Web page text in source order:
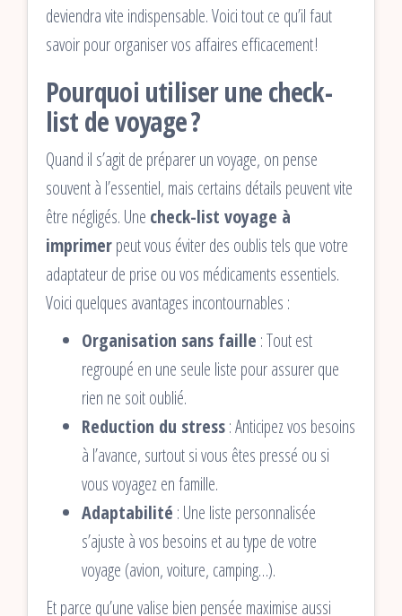
deviendra vite indispensable. Voici tout ce qu’il faut
savoir pour organiser vos affaires efficacement !
Pourquoi utiliser une check-
list de voyage ?
Quand il s’agit de préparer un voyage, on pense
souvent à l’essentiel, mais certains détails peuvent vite
être négligés. Une check-list voyage à
imprimerpeut vous éviter des oublis tels que votre
adaptateur de prise ou vos médicaments essentiels.
Voici quelques avantages incontournables :
Organisation sans faille : Tout est
regroupé en une seule liste pour assurer que
rien ne soit oublié.
Reduction du stress: Anticipez vos besoins
à l’avance, surtout si vous êtes pressé ou si
vous voyagez en famille.
Adaptabilité : Une liste personnalisée
s’ajuste à vos besoins et au type de votre
voyage (avion, voiture, camping…).
Et parce qu’une valise bien pensée maximise aussi